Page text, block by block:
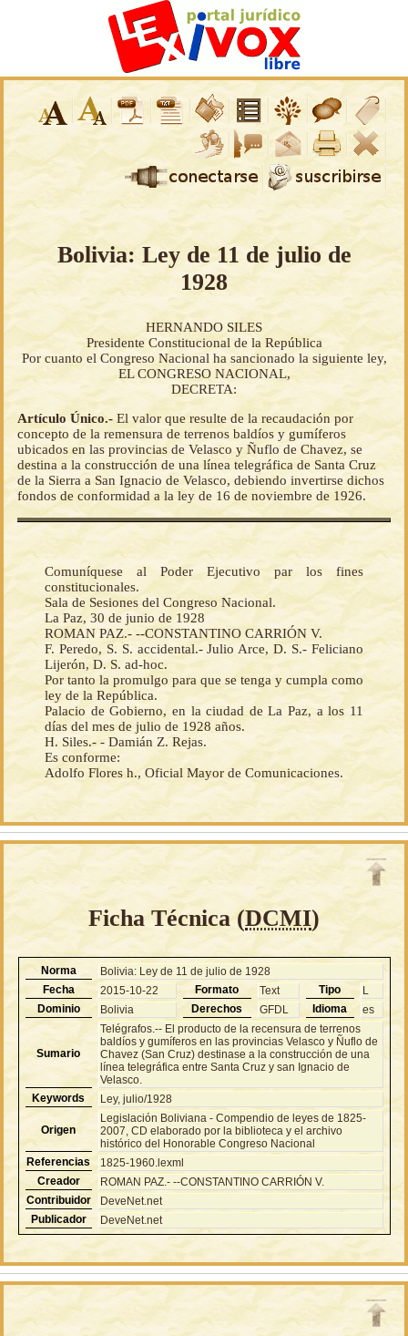
Bolivia: Ley de 11 de julio de
1928
HERNANDO SILES
Presidente Constitucional de la República
Por cuanto el Congreso Nacional ha sancionado la siguiente ley,
EL CONGRESO NACIONAL,
DECRETA:
Artículo Único.- El valor que resulte de la recaudación por
concepto de la remensura de terrenos baldíos y gumíferos
ubicados en las provincias de Velasco y Ñuflo de Chavez, se
destina a la construcción de una línea telegráfica de Santa Cruz
de la Sierra a San Ignacio de Velasco, debiendo invertirse dichos
fondos de conformidad a la ley de 16 de noviembre de 1926.
Comuníquese al Poder Ejecutivo par los fines
constitucionales.
Sala de Sesiones del Congreso Nacional.
La Paz, 30 de junio de 1928
ROMAN PAZ.- --CONSTANTINO CARRIÓN V.
F. Peredo, S. S. accidental.- Julio Arce, D. S.- Feliciano
Lijerón, D. S. ad-hoc.
Por tanto la promulgo para que se tenga y cumpla como
ley de la República.
Palacio de Gobierno, en la ciudad de La Paz, a los 11
días del mes de julio de 1928 años.
H. Siles.- - Damián Z. Rejas.
Es conforme:
Adolfo Flores h., Oficial Mayor de Comunicaciones.
Ficha Técnica (DCMI)
Norma
Bolivia: Ley de 11 de julio de 1928
Fecha
2015-10-22 Formato Text Tipo
L
Dominio
Bolivia Derechos GFDL Idioma es
Sumario
Telégrafos.-- El producto de la recensura de terrenos
baldíos y gumíferos en las provincias Velasco y Ñuflo de
Chavez (San Cruz) destinase a la construcción de una
línea telegráfica entre Santa Cruz y san Ignacio de
Velasco.
Keywords
Ley, julio/1928
Origen
Legislación Boliviana - Compendio de leyes de 1825-
2007, CD elaborado por la biblioteca y el archivo
histórico del Honorable Congreso Nacional
Referencias
1825-1960.lexml
Creador
ROMAN PAZ.- --CONSTANTINO CARRIÓN V.
Contribuidor
DeveNet.net
Publicador
DeveNet.net